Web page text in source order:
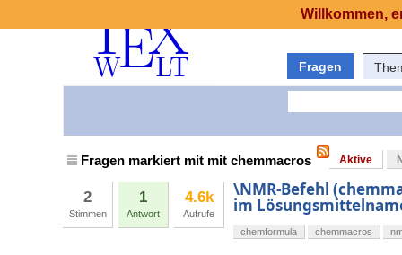
Fragen
Fragen markiert mit mit chemmacros Aktive
2
Stimmen
1
Antwort
4.6k
Aufrufe
\NMR-Befehl
im
chemformula chemmacros
Willkommen,